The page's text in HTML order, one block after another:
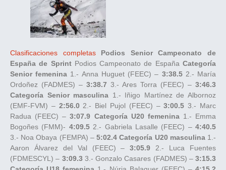
Clasificaciones completas
Podios Senior Campeonato de
España de SprintPodios Campeonato de EspañaCategoría
Senior femenina 1.- Anna Huguet (FEEC) – 3:38.52.- María
Ordoñez (FADMES) – 3:38.7 3.- Ares Torra (FEEC) – 3:46.3
Categoría Senior masculina 1.- Iñigo Martínez de Albornoz
(EMF-FVM) – 2:56.0 2.- Biel Pujol (FEEC) –3:00.5 3.- Marc
Radua (FEEC) –3:07.9 Categoría U20 femenina1.- Emma
Bogoñes (FMM)- 4:09.52.- Gabriela Lasalle (FEEC) – 4:40.5
3.- Noa Obaya (FEMPA) –5:02.4 Categoría U20 masculina1.-
Aaron Álvarez del Val (FEEC) –3:05.9 2.- Luca Fuentes
(FDMESCYL) – 3:09.33.- Gonzalo Casares (FADMES) – 3:15.3